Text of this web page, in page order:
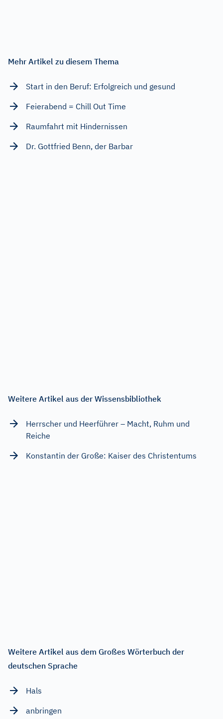
Mehr Artikel zu diesem Thema
Start in den Beruf: Erfolgreich und gesund
Feierabend = Chill Out Time
Raumfahrt mit Hindernissen
Dr. Gottfried Benn, der Barbar
Weitere Artikel aus der Wissensbibliothek
Herrscher und Heerführer – Macht, Ruhm und
Reiche
Konstantin der Große: Kaiser des Christentums
Weitere Artikel aus dem Großes Wörterbuch der
deutschen Sprache
Hals
anbringen